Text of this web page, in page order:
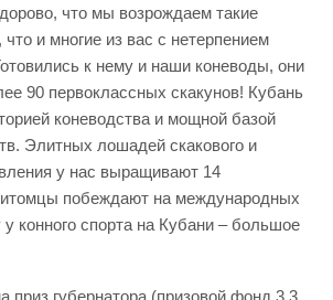
что мы возрождаем такие
что и многие из вас с нетерпением
к нему и наши коневоды, они
90 первоклассных скакунов! Кубань
коневодства и мощной базой
Элитных лошадей скакового и
у нас выращивают 14
побеждают на международных
конного спорта на Кубани – большое
приз губернатора (призовой фонд 3,3